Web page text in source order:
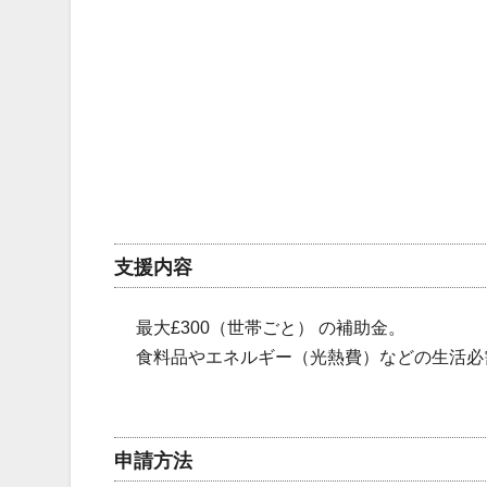
支援内容
最大£300（世帯ごと） の補助金。
食料品やエネルギー（光熱費）などの生活必
申請方法